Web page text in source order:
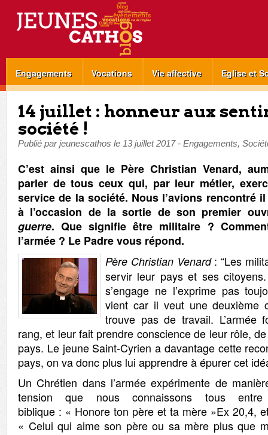
Engagements Vocations Vie affective Eglise et
14 juillet : honneur aux
société !
Publié parjeunescathos le 13 juillet 2017- Engagements,
C’est ainsi que le Père Christian Venard,
parler de tous ceux qui, par leur métier,
service de la société. Nous l’avions rencontré
à l’occasion de la sortie de son premier
guerre. Que signifie être militaire ?
l’armée ? Le Padre vous répond.
Père Christian Venard: “Les
servir leur pays et ses
s’engage ne l’exprime pas
vient car il veut une deuxième
trouve pas de travail. L’armée
rang, et leur fait prendre conscience de leur rôle,
pays. Le jeune Saint-Cyrien a davantage cette
pays, on va donc plus lui apprendre à épurer cet
Un Chrétien dans l’armée expérimente de
tension que nous connaissons tous entre
biblique : « Honore ton père et ta mère »Ex 20,4,
« Celui qui aime son père ou sa mère plus que